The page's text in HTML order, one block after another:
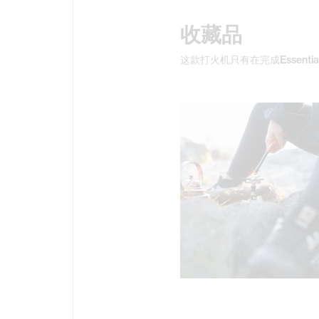
收藏品
这款打火机只有在完成